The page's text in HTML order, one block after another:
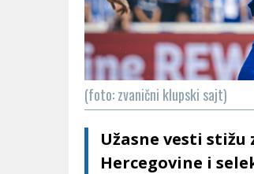
(foto: zvanični klupski sajt)
Užasne vesti
Hercegovine i